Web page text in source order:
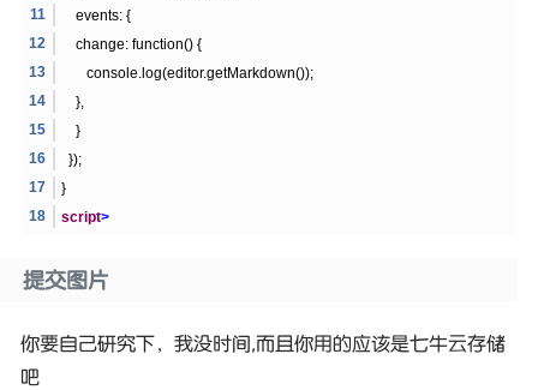
events: {
change: function() {
console.log(editor.getMarkdown());
},
}
});
}
script>
提交图片
你要自己研究下，我没时间,而且你用的应该是七牛云存储
吧